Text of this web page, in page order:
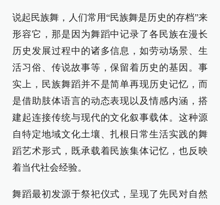
说起民族舞，人们常用“民族舞是历史的存档”来
形容它，那是因为舞蹈中记录了各民族在漫长
历史发展过程中的诸多信息，如劳动场景、生
活习俗、传说故事等，保留着历史的基因。事
实上，民族舞蹈并不是简单再现历史记忆，而
是借助肢体语言的动态表现以及情感内涵，搭
建起连接传统与现代的文化叙事载体。这种源
自特定地域文化土壤、扎根日常生活实践的舞
蹈艺术形式，既承载着民族集体记忆，也反映
着当代社会经验。
舞蹈最初发源于祭祀仪式，呈现了先民对自然